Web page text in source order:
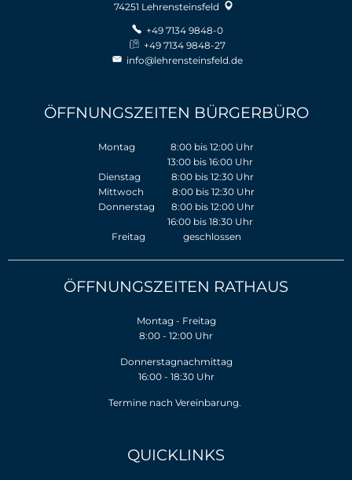
74251 Lehrensteinsfeld
+49 7134 9848-0
+49 7134 9848-27
info@lehrensteinsfeld.de
ÖFFNUNGSZEITEN BÜRGERBÜRO
Montag 8:00 bis 12:00 Uhr
13:00 bis 16:00 Uhr
Dienstag 8:00 bis 12:30 Uhr
Mittwoch 8:00 bis 12:30 Uhr
Donnerstag 8:00 bis 12:00 Uhr
16:00 bis 18:30 Uhr
Freitag geschlossen
ÖFFNUNGSZEITEN RATHAUS
Montag - Freitag
8:00 - 12:00 Uhr
Donnerstagnachmittag
16:00 - 18:30 Uhr
Termine nach Vereinbarung.
QUICKLINKS